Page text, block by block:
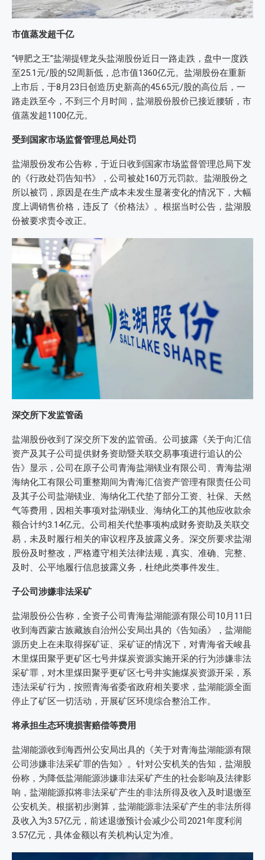
市值蒸发超千亿
“钾肥之王”盐湖提锂龙头盐湖股份近日一路走跌，盘中一度跌
至25.1元/股的52周新低，总市值1360亿元。盐湖股份在重新
上市后，于8月23日创造历史新高的45.65元/股的高位后，一
路走跌至今，不到三个月时间，盐湖股份股价已接近腰斩，市
值蒸发超1100亿元。
受到国家市场监督管理总局处罚
盐湖股份发布公告称，于近日收到国家市场监督管理总局下发
的《行政处罚告知书》，公司被处160万元罚款。盐湖股份之
所以被罚，原因是在生产成本未发生显著变化的情况下，大幅
度上调销售价格，违反了《价格法》。根据当时公告，盐湖股
份被要求责令改正。
深交所下发监管函
盐湖股份收到了深交所下发的监管函。公司披露《关于向汇信
资产及其子公司提供财务资助暨关联交易事项进行追认的公
告》显示，公司在原子公司青海盐湖镁业有限公司、青海盐湖
海纳化工有限公司重整期间为青海汇信资产管理有限责任公司
及其子公司盐湖镁业、海纳化工代垫了部分工资、社保、天然
气等费用，因相关事项对盐湖镁业、海纳化工的其他应收款余
额合计约3.14亿元。公司相关代垫事项构成财务资助及关联交
易，未及时履行相关的审议程序及披露义务。深交所要求盐湖
股份及时整改，严格遵守相关法律法规，真实、准确、完整、
及时、公平地履行信息披露义务，杜绝此类事件发生。
子公司涉嫌非法采矿
盐湖股份公告称，全资子公司青海盐湖能源有限公司10月11日
收到海西蒙古族藏族自治州公安局出具的《告知函》，盐湖能
源历史上在未取得探矿证、采矿证的情况下，对青海省天峻县
木里煤田聚乎更矿区七号井煤炭资源实施开采的行为涉嫌非法
采矿罪，对木里煤田聚乎更矿区七号井实施煤炭资源开采，系
违法采矿行为，按照青海省委省政府相关要求，盐湖能源全面
停止了矿区一切活动，开展矿区环境综合整治工作。
将承担生态环境损害赔偿等费用
盐湖能源收到海西州公安局出具的《关于对青海盐湖能源有限
公司涉嫌非法采矿罪的告知》。针对公安机关的告知，盐湖股
份称，为降低盐湖能源涉嫌非法采矿产生的社会影响及法律影
响，盐湖能源拟将非法采矿产生的非法所得及收入及时退缴至
公安机关。根据初步测算，盐湖能源非法采矿产生的非法所得
及收入为3.57亿元，前述退缴预计会减少公司2021年度利润
3.57亿元，具体金额以有关机构认定为准。